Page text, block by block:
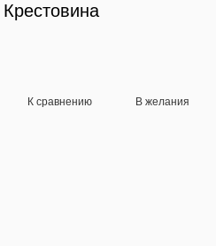
К сравнению В желания